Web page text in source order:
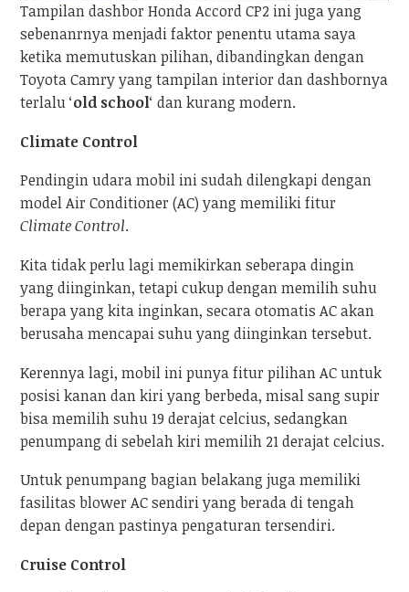
Tampilan dashbor Honda Accord CP2 ini juga yang
sebenanrnya menjadi faktor penentu utama saya
ketika memutuskan pilihan, dibandingkan dengan
Toyota Camry yang tampilan interior dan dashbornya
terlalu ‘old school‘ dan kurang modern.
Climate Control
Pendingin udara mobil ini sudah dilengkapi dengan
model Air Conditioner (AC) yang memiliki fitur
Climate Control.
Kita tidak perlu lagi memikirkan seberapa dingin
yang diinginkan, tetapi cukup dengan memilih suhu
berapa yang kita inginkan, secara otomatis AC akan
berusaha mencapai suhu yang diinginkan tersebut.
Kerennya lagi, mobil ini punya fitur pilihan AC untuk
posisi kanan dan kiri yang berbeda, misal sang supir
bisa memilih suhu 19 derajat celcius, sedangkan
penumpang di sebelah kiri memilih 21 derajat celcius.
Untuk penumpang bagian belakang juga memiliki
fasilitas blower AC sendiri yang berada di tengah
depan dengan pastinya pengaturan tersendiri.
Cruise Control